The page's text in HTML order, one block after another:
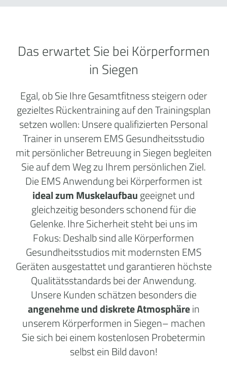
Das erwartet Sie bei Körperformen
in Siegen
Egal, ob Sie Ihre Gesamtfitness steigern oder
gezieltes Rückentraining auf den Trainingsplan
setzen wollen: Unsere qualifizierten Personal
Trainer in unserem EMS Gesundheitsstudio
mit persönlicher Betreuung in Siegen begleiten
Sie auf dem Weg zu Ihrem persönlichen Ziel.
Die EMS Anwendung bei Körperformen ist
ideal zum Muskelaufbaugeeignet und
gleichzeitig besonders schonend für die
Gelenke. Ihre Sicherheit steht bei uns im
Fokus: Deshalb sind alle Körperformen
Gesundheitsstudios mit modernsten EMS
Geräten ausgestattet und garantieren höchste
Qualitätsstandards bei der Anwendung.
Unsere Kunden schätzen besonders die
angenehme und diskrete Atmosphärein
unserem Körperformen in Siegen– machen
Sie sich bei einem kostenlosen Probetermin
selbst ein Bild davon!